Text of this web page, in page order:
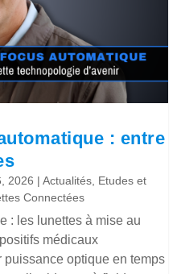
: entre
2026 |Actualités, Etudes et
Connectées
: les lunettes à mise au
médicaux
optique en temps